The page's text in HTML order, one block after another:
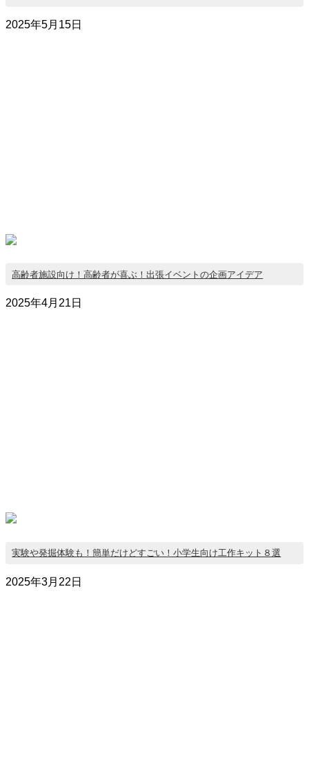
2025年5月15日
高齢者施設向け！高齢者が喜ぶ！出張イベントの企画アイデア
2025年4月21日
実験や発掘体験も！簡単だけどすごい！小学生向け工作キット８選
2025年3月22日